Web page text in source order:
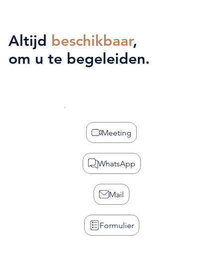
Meeting
WhatsApp
Mail
Formulier
Altijd beschikbaar,
om u te begeleiden.